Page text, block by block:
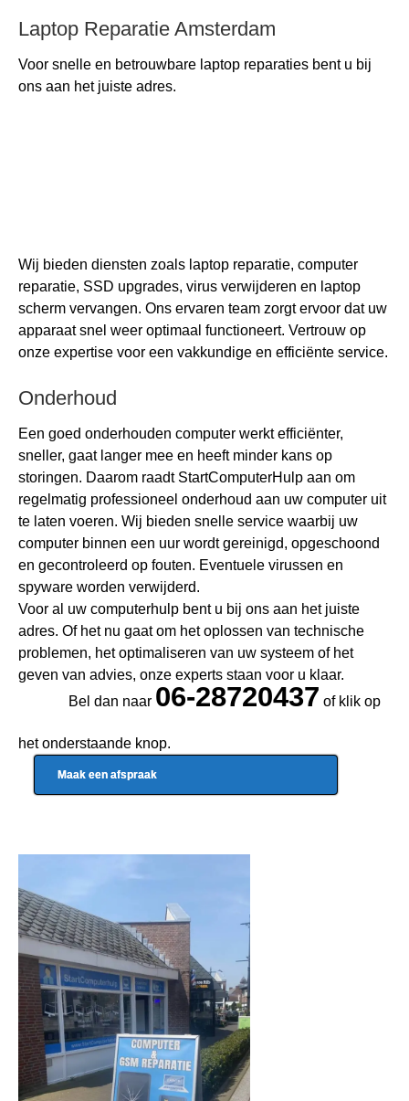
Laptop Reparatie Amsterdam
Voor snelle en betrouwbare laptop reparaties bent u bij
ons aan het juiste adres.
Wij bieden diensten zoals laptop reparatie, computer
reparatie, SSD upgrades, virus verwijderen en laptop
scherm vervangen. Ons ervaren team zorgt ervoor dat uw
apparaat snel weer optimaal functioneert. Vertrouw op
onze expertise voor een vakkundige en efficiënte service.
Onderhoud
Een goed onderhouden computer werkt efficiënter,
sneller, gaat langer mee en heeft minder kans op
storingen. Daarom raadt StartComputerHulp aan om
regelmatig professioneel onderhoud aan uw computer uit
te laten voeren. Wij bieden snelle service waarbij uw
computer binnen een uur wordt gereinigd, opgeschoond
en gecontroleerd op fouten. Eventuele virussen en
spyware worden verwijderd.
Voor al uw computerhulp bent u bij ons aan het juiste
adres. Of het nu gaat om het oplossen van technische
problemen, het optimaliseren van uw systeem of het
geven van advies, onze experts staan voor u klaar.
Bel dan naar 06-28720437 of klik op
het onderstaande knop.
Maak een afspraak